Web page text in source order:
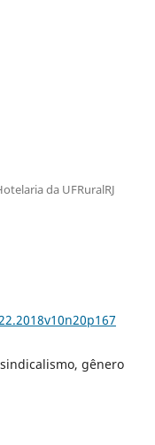
da UFRuralRJ
gênero